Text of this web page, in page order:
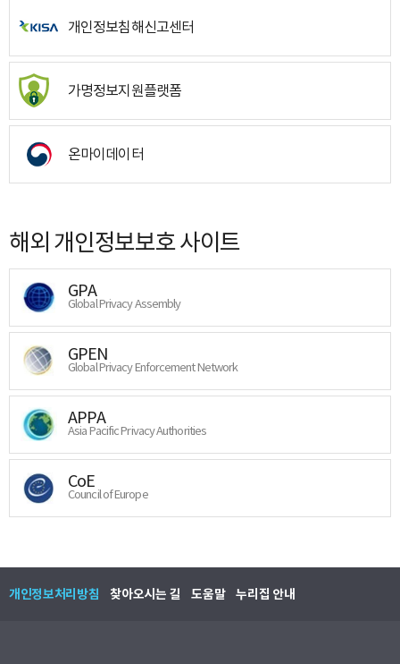
개인정보침해신고센터
가명정보지원플랫폼
온마이데이터
해외 개인정보보호 사이트
GPA
Global Privacy Assembly
GPEN
Global Privacy Enforcement Network
APPA
Asia Pacific Privacy Authorities
CoE
Council of Europe
개인정보처리방침 찾아오시는 길 도움말 누리집 안내